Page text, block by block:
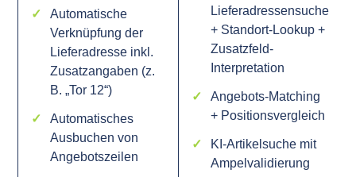
Automatische
Verknüpfung der
Lieferadresse inkl.
Zusatzangaben (z.
B. „Tor 12“)
Automatisches
Ausbuchen von
Angebotszeilen
Lieferadressensuche
+ Standort-Lookup +
Zusatzfeld-
Interpretation
Angebots-Matching
+ Positionsvergleich
KI-Artikelsuche mit
Ampelvalidierung